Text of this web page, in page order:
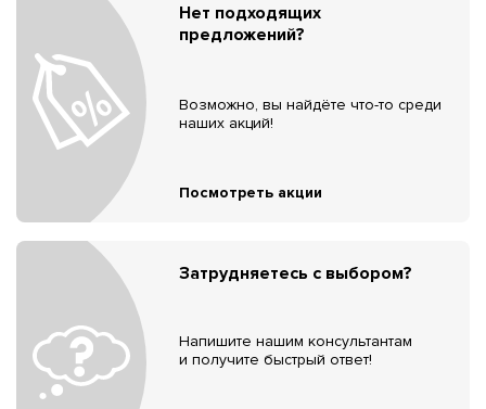
Нет подходящих
предложений?
Возможно, вы найдёте что-то среди
наших акций!
Посмотреть акции
Затрудняетесь с выбором?
Напишите нашим консультантам
и получите быстрый ответ!